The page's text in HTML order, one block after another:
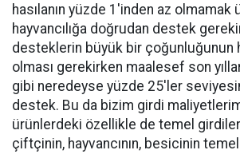
hasılanın yüzde 1'inden az olmamak
hayvancılığa doğrudan destek
desteklerin büyük bir çoğunluğunun
olması gerekirken maalesef son
gibi neredeyse yüzde 25'ler
destek. Bu da bizim girdi
ürünlerdeki özellikle de temel
çiftçinin, hayvancının, besicinin